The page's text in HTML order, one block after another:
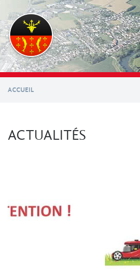
contenu
principal
ACCUEIL
ACTUALITÉS